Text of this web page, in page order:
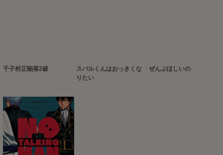
千子村正陥落2破
スバルくんはおっきくな
りたい
ぜんぶほしいの